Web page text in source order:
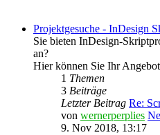
Projektgesuche - InDesign
Sie bieten InDesign-
an?
Hier können Sie Ihr
1 Themen
3 Beiträge
Letzter Beitrag Re:
von wernerperplies
9. Nov 2018, 13:17